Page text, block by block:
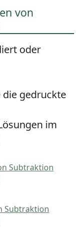
von
oder
die gedruckte
im
Subtraktion
Subtraktion